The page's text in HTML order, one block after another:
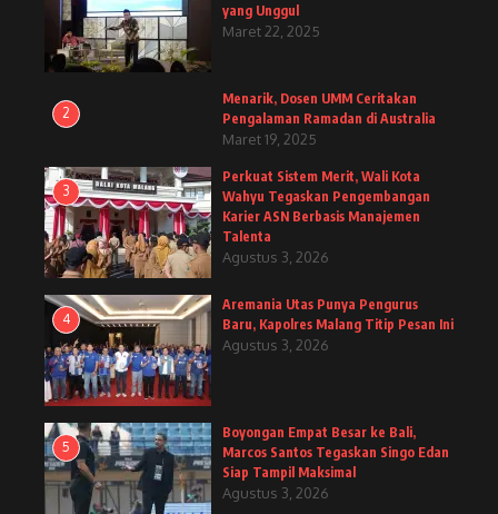
yang Unggul
Maret 22, 2025
2
Menarik, Dosen UMM Ceritakan
Pengalaman Ramadan di Australia
Maret 19, 2025
3
Perkuat Sistem Merit, Wali Kota
Wahyu Tegaskan Pengembangan
Karier ASN Berbasis Manajemen
Talenta
Agustus 3, 2026
4
Aremania Utas Punya Pengurus
Baru, Kapolres Malang Titip Pesan Ini
Agustus 3, 2026
5
Boyongan Empat Besar ke Bali,
Marcos Santos Tegaskan Singo Edan
Siap Tampil Maksimal
Agustus 3, 2026